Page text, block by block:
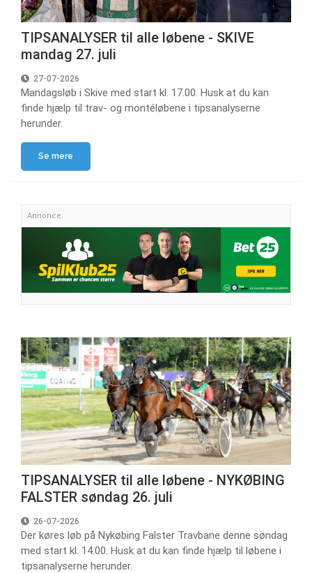
TIPSANALYSER til alle løbene - SKIVE
mandag 27. juli
27-07-2026
Mandagsløb i Skive med start kl. 17.00. Husk at du kan
finde hjælp til trav- og montéløbene i tipsanalyserne
herunder.
Se mere
Annonce:
TIPSANALYSER til alle løbene - NYKØBING
FALSTER søndag 26. juli
26-07-2026
Der køres løb på Nykøbing Falster Travbane denne søndag
med start kl. 14.00. Husk at du kan finde hjælp til løbene i
tipsanalyserne herunder.